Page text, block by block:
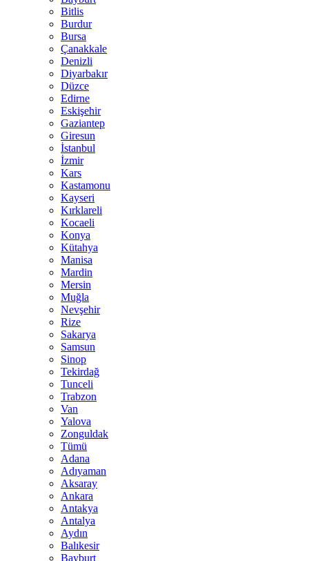
Bitlis
Burdur
Bursa
Çanakkale
Denizli
Diyarbakır
Düzce
Edirne
Eskişehir
Gaziantep
Giresun
İstanbul
İzmir
Kars
Kastamonu
Kayseri
Kırklareli
Kocaeli
Konya
Kütahya
Manisa
Mardin
Mersin
Muğla
Nevşehir
Rize
Sakarya
Samsun
Sinop
Tekirdağ
Tunceli
Trabzon
Van
Yalova
Zonguldak
Tümü
Adana
Adıyaman
Aksaray
Ankara
Antakya
Antalya
Aydın
Balıkesir
Bayburt